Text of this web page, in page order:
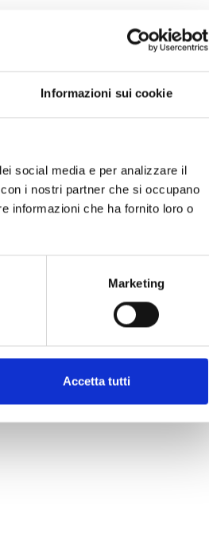
Informazioni sui cookie
social media e per analizzare il
i nostri partner che si occupano
informazioni che ha fornito loro o
Marketing
Accetta tutti